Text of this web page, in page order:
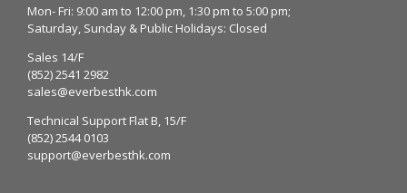
Mon- Fri: 9:00 am to 12:00 pm, 1:30 pm to 5:00 pm;
Saturday, Sunday & Public Holidays: Closed
Sales 14/F
(852) 2541 2982
sales@everbesthk.com
Technical Support Flat B, 15/F
(852) 2544 0103
support@everbesthk.com